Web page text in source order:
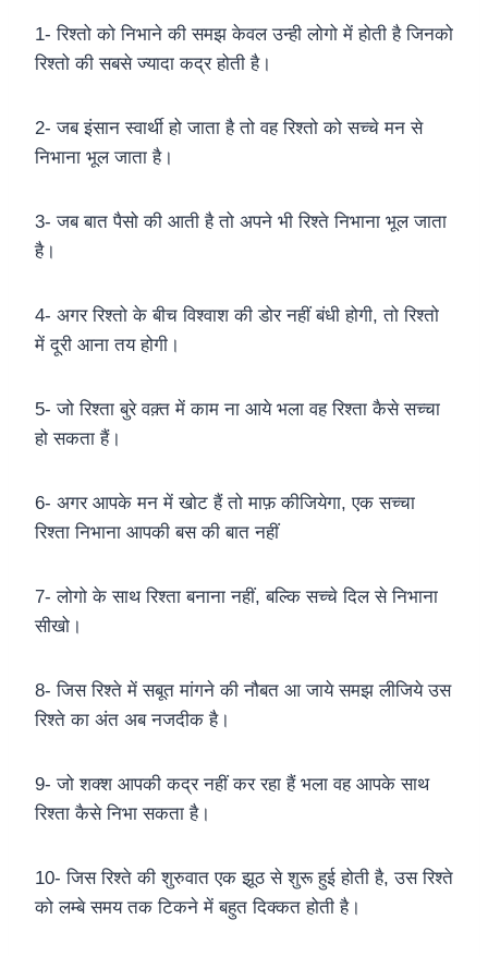
1- रिश्तो को निभाने की समझ केवल उन्ही लोगो में होती है जिनको
रिश्तो की सबसे ज्यादा कद्र होती है।
2- जब इंसान स्वार्थी हो जाता है तो वह रिश्तो को सच्चे मन से
निभाना भूल जाता है।
3- जब बात पैसो की आती है तो अपने भी रिश्ते निभाना भूल जाता
है।
4- अगर रिश्तो के बीच विश्वाश की डोर नहीं बंधी होगी, तो रिश्तो
में दूरी आना तय होगी।
5- जो रिश्ता बुरे वक़्त में काम ना आये भला वह रिश्ता कैसे सच्चा
हो सकता हैं।
6- अगर आपके मन में खोट हैं तो माफ़ कीजियेगा, एक सच्चा
रिश्ता निभाना आपकी बस की बात नहीं
7- लोगो के साथ रिश्ता बनाना नहीं, बल्कि सच्चे दिल से निभाना
सीखो।
8- जिस रिश्ते में सबूत मांगने की नौबत आ जाये समझ लीजिये उस
रिश्ते का अंत अब नजदीक है।
9- जो शक्श आपकी कद्र नहीं कर रहा हैं भला वह आपके साथ
रिश्ता कैसे निभा सकता है।
10- जिस रिश्ते की शुरुवात एक झूठ से शुरू हुई होती है, उस रिश्ते
को लम्बे समय तक टिकने में बहुत दिक्कत होती है।